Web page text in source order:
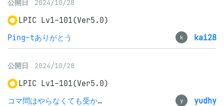
公開日 2024/10/28
LPIC Lv1-101(Ver5.0)
Ping-tありがとう
k kai28
公開日 2024/10/28
LPIC Lv1-101(Ver5.0)
コマ問はやらなくても受かる
y yudhy